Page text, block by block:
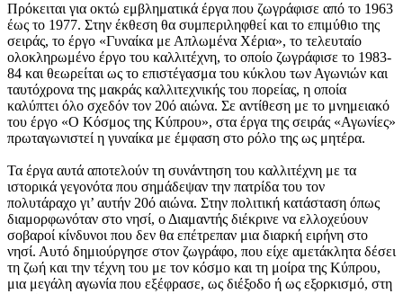
Πρόκειται για οκτώ εμβληματικά έργα που ζωγράφισε από το 1963
έως το 1977. Στην έκθεση θα συμπεριληφθεί και το επιμύθιο της
σειράς, το έργο «Γυναίκα με Απλωμένα Χέρια», το τελευταίο
ολοκληρωμένο έργο του καλλιτέχνη, το οποίο ζωγράφισε το 1983-
84 και θεωρείται ως το επιστέγασμα του κύκλου των Αγωνιών και
ταυτόχρονα της μακράς καλλιτεχνικής του πορείας, η οποία
καλύπτει όλο σχεδόν τον 20ό αιώνα. Σε αντίθεση με το μνημειακό
του έργο «Ο Κόσμος της Κύπρου», στα έργα της σειράς «Αγωνίες»
πρωταγωνιστεί η γυναίκα με έμφαση στο ρόλο της ως μητέρα.
Τα έργα αυτά αποτελούν τη συνάντηση του καλλιτέχνη με τα
ιστορικά γεγονότα που σημάδεψαν την πατρίδα του τον
πολυτάραχο γι’ αυτήν 20ό αιώνα. Στην πολιτική κατάσταση όπως
διαμορφωνόταν στο νησί, ο Διαμαντής διέκρινε να ελλοχεύουν
σοβαροί κίνδυνοι που δεν θα επέτρεπαν μια διαρκή ειρήνη στο
νησί. Αυτό δημιούργησε στον ζωγράφο, που είχε αμετάκλητα δέσει
τη ζωή και την τέχνη του με τον κόσμο και τη μοίρα της Κύπρου,
μια μεγάλη αγωνία που εξέφρασε, ως διέξοδο ή ως εξορκισμό, στη